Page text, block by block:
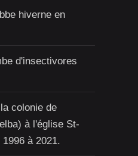
hiverne en
d'insectivores
colonie de
à l'église St-
à 2021.